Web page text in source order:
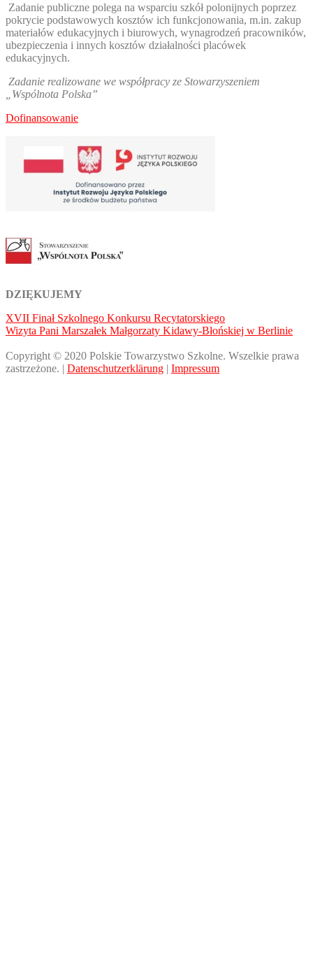
Zadanie publiczne polega na wsparciu szkół polonijnych poprzez
pokrycie podstawowych kosztów ich funkcjonowania, m.in. zakup
materiałów edukacyjnych i biurowych, wynagrodzeń pracowników,
ubezpieczenia i innych kosztów działalności placówek
edukacyjnych.
Zadanie realizowane we współpracy ze Stowarzyszeniem
„Wspólnota Polska”
Dofinansowanie
DZIĘKUJEMY
Nawigacja
wpisu
XVII Finał Szkolnego Konkursu Recytatorskiego
Wizyta Pani Marszałek Małgorzaty Kidawy-Błońskiej w Berlinie
Copyright © 2020 Polskie Towarzystwo Szkolne. Wszelkie prawa
zastrzeżone. | Datenschutzerklärung | Impressum